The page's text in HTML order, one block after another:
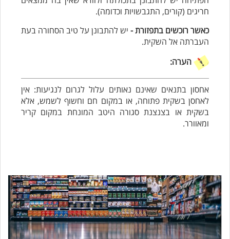
חריגים (קורים, התגבשויות וכדומה).
כאשר רוכשים בתפזורת - יש להתבונן על טיב הסחורה בעת
העברתה אל השקית.
הערה:
אחסון בתנאים שאינם נאותים עלול לגרום לנגיעות: אין
לאחסן בשקית פתוחה, או במקום חם וחשוף לשמש, אלא
בשקית או בצנצנת סגורה היטב המונחת במקום קריר
ומאוורר.